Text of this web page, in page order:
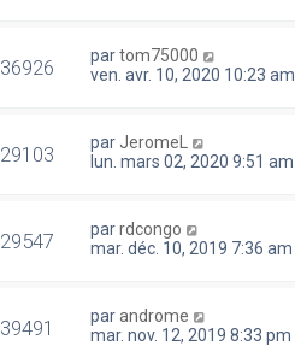
36926 partom75000
ven. avr. 10, 2020 10:23 am
29103 par JeromeL
lun. mars 02, 2020 9:51 am
29547 parrdcongo
mar. déc. 10, 2019 7:36 am
39491 parandrome
mar. nov. 12, 2019 8:33 pm